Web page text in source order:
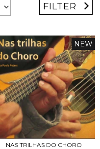
FILTER
NEW
NAS TRILHAS DO CHORO